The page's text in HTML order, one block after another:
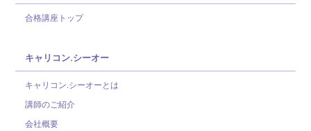
合格講座トップ
キャリコン.シーオー
キャリコン.シーオーとは
講師のご紹介
会社概要